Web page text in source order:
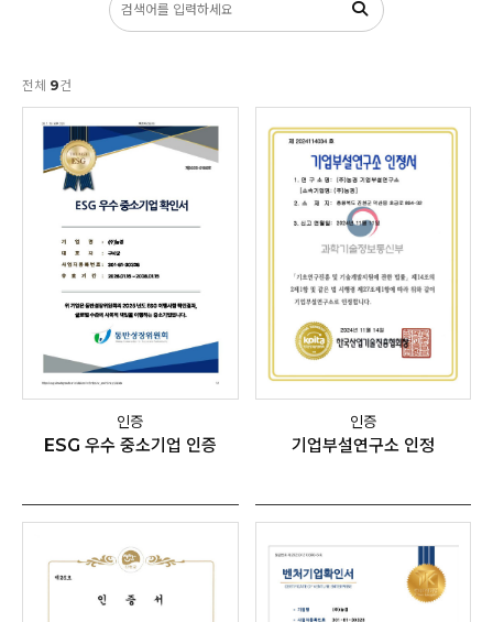
전체 9건
인증
ESG 우수 중소기업 인증
인증
기업부설연구소 인정